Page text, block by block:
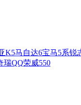
K5马自达6宝马5系锐
瑞QQ荣威550